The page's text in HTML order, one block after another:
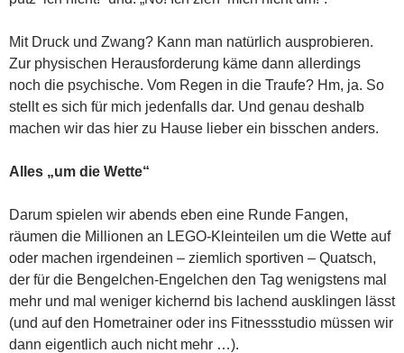
Mit Druck und Zwang? Kann man natürlich ausprobieren.
Zur physischen Herausforderung käme dann allerdings
noch die psychische. Vom Regen in die Traufe? Hm, ja. So
stellt es sich für mich jedenfalls dar. Und genau deshalb
machen wir das hier zu Hause lieber ein bisschen anders.
Alles „um die Wette“
Darum spielen wir abends eben eine Runde Fangen,
räumen die Millionen an LEGO-Kleinteilen um die Wette auf
oder machen irgendeinen – ziemlich sportiven – Quatsch,
der für die Bengelchen-Engelchen den Tag wenigstens mal
mehr und mal weniger kichernd bis lachend ausklingen lässt
(und auf den Hometrainer oder ins Fitnessstudio müssen wir
dann eigentlich auch nicht mehr …).